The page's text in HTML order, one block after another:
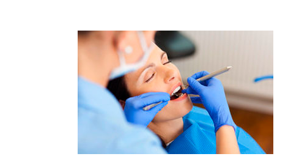
Consideraciones y
manejo del paciente
oncológico